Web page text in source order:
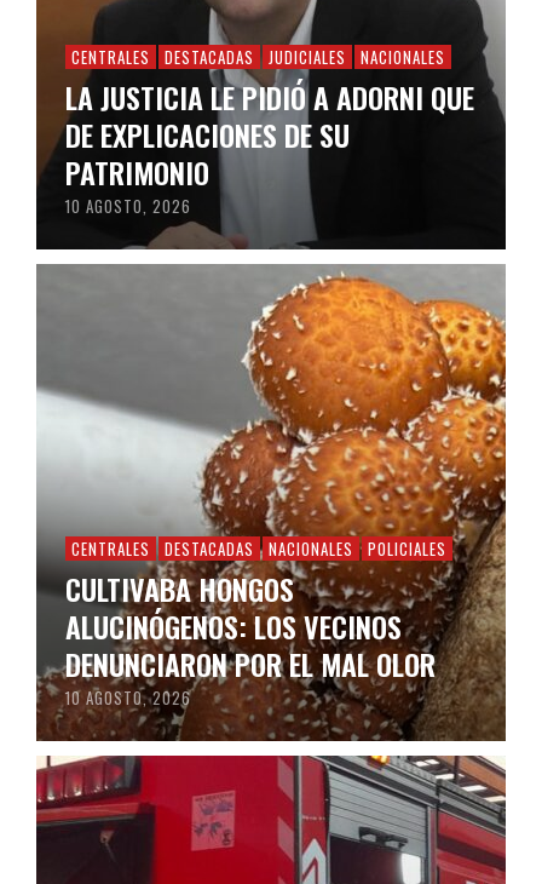
CENTRALES DESTACADAS JUDICIALES NACIONALES
LA JUSTICIA LE PIDIÓ A ADORNI QUE
DE EXPLICACIONES DE SU
PATRIMONIO
10 AGOSTO, 2026
CENTRALES DESTACADAS NACIONALES POLICIALES
CULTIVABA HONGOS
ALUCINÓGENOS: LOS VECINOS
DENUNCIARON POR EL MAL OLOR
10 AGOSTO, 2026